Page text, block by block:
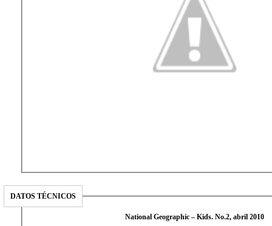
DATOS TÉCNICOS
National Geographic – Kids. No.2, abril 2010